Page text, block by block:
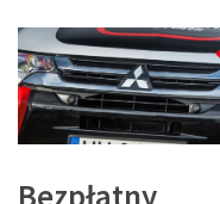
Bezpłatny